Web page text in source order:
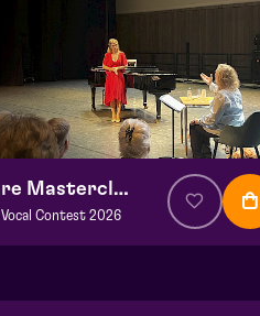
Openbare Masterclass
Vocal Contest 2026
2026 | 14:00